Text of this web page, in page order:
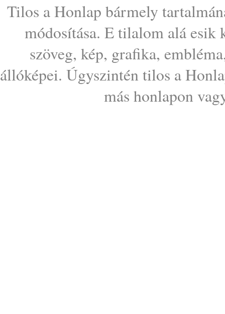
Tilos a Honlap bármely
módosítása. E tilalom alá esik
szöveg, kép, grafika,
állóképei. Úgyszintén tilos a
más honlapon